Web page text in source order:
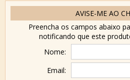
AVISE-ME AO
Preencha os campos abaixo
notificando que este
Nome:
Email: